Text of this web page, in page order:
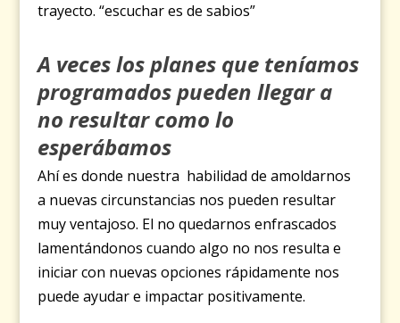
trayecto. “escuchar es de sabios”
A veces los planes que teníamos
programados pueden llegar a
no resultar como lo
esperábamos
Ahí es donde nuestra habilidad de amoldarnos
a nuevas circunstancias nos pueden resultar
muy ventajoso. El no quedarnos enfrascados
lamentándonos cuando algo no nos resulta e
iniciar con nuevas opciones rápidamente nos
puede ayudar e impactar positivamente.